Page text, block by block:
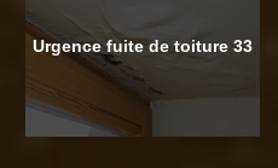
Urgence fuite de toiture 33